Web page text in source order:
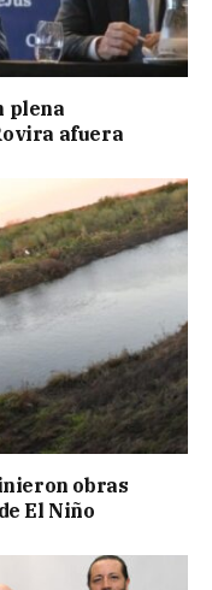
plena
afuera
obras
El Niño